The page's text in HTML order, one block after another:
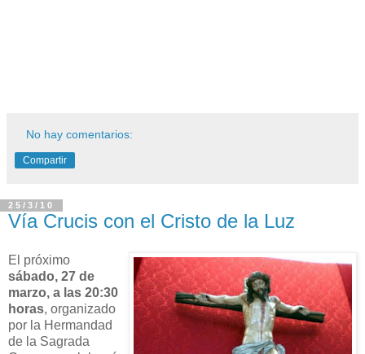
No hay comentarios:
Compartir
25/3/10
Vía Crucis con el Cristo de la Luz
El próximo
sábado, 27 de
marzo, a las 20:30
horas, organizado
por la Hermandad
de la Sagrada